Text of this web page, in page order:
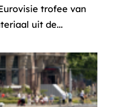
trofee van
uit de...